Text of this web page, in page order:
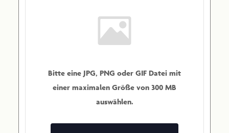
Bitte eine JPG, PNG oder GIF Datei mit
einer maximalen Größe von 300 MB
auswählen.